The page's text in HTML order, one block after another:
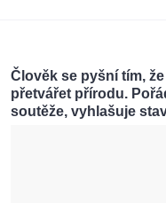
Člověk se pyšní tím,
přetvářet přírodu.
soutěže, vyhlašuje